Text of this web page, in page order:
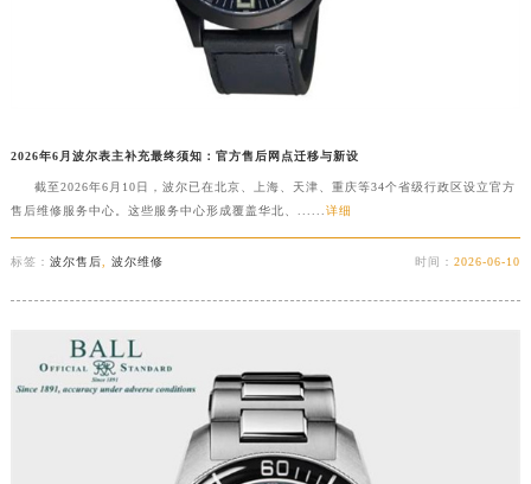
2026年6月波尔表主补充最终须知：官方售后网点迁移与新设
截至2026年6月10日，波尔已在北京、上海、天津、重庆等34个省级行政区设立官方
售后维修服务中心。这些服务中心形成覆盖华北、...... 详细
标签： 波尔售后 波尔维修 时间：2026-06-10